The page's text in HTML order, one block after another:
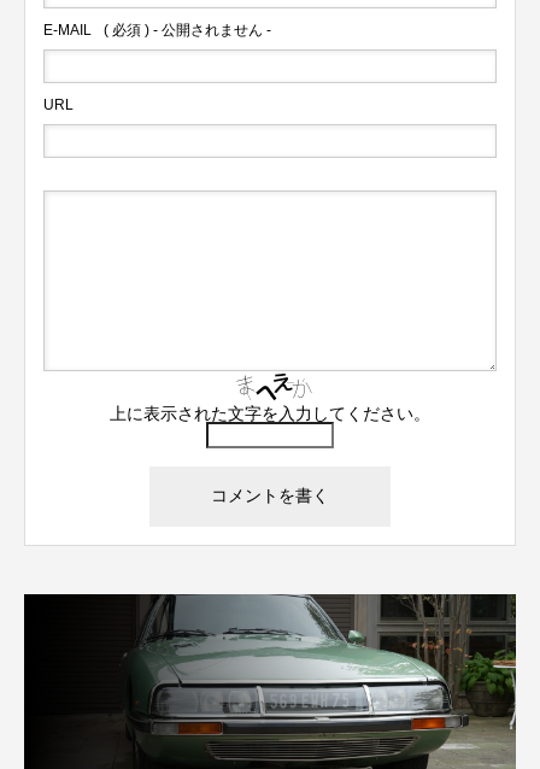
E-MAIL ( 必須 ) - 公開されません -
URL
上に表示された文字を入力してください。